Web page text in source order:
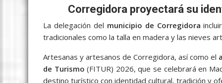
o
o
k
A
p
p
n
g
er
e a
m
Corregidora proyectará su
La delegación del municipio de Corregidora
tradicionales como la talla en madera y las nieves
Artesanas y artesanos de Corregidora, así como el
de Turismo (FITUR) 2026, que se celebrará en
destino turístico con identidad cultural, tradición y